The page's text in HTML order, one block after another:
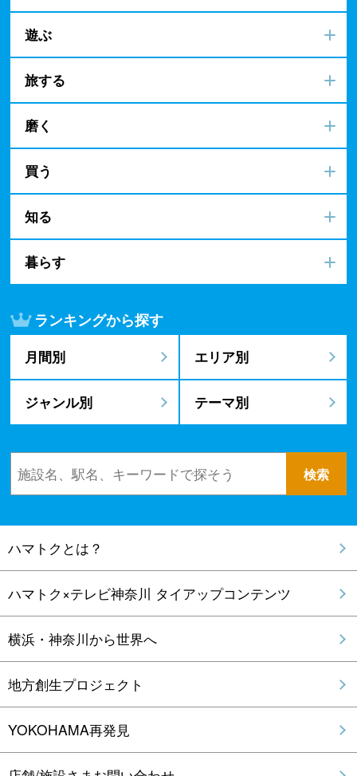
遊ぶ
旅する
磨く
買う
知る
暮らす
ランキングから探す
月間別 エリア別
ジャンル別 テーマ別
ハマトクとは？
ハマトク×テレビ神奈川 タイアップコンテンツ
横浜・神奈川から世界へ
地方創生プロジェクト
YOKOHAMA再発見